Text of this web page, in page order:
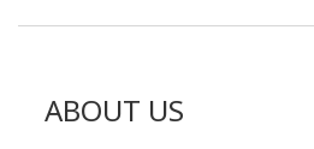
ABOUT US